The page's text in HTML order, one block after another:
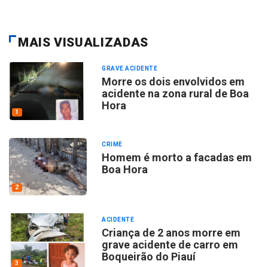
MAIS VISUALIZADAS
1
GRAVE ACIDENTE
Morre os dois envolvidos em
acidente na zona rural de Boa
Hora
2
CRIME
Homem é morto a facadas em
Boa Hora
3
ACIDENTE
Criança de 2 anos morre em
grave acidente de carro em
Boqueirão do Piauí